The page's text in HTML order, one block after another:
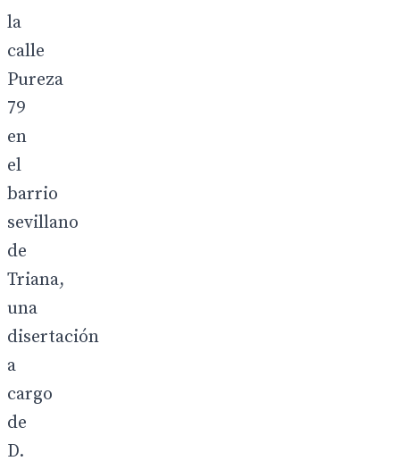
la
calle
Pureza
79
en
el
barrio
sevillano
de
Triana,
una
disertación
a
cargo
de
D.